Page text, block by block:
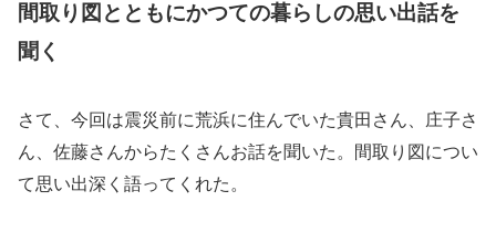
間取り図とともにかつての暮らしの思い出話を
聞く
さて、今回は震災前に荒浜に住んでいた貴田さん、庄子さ
ん、佐藤さんからたくさんお話を聞いた。間取り図につい
て思い出深く語ってくれた。